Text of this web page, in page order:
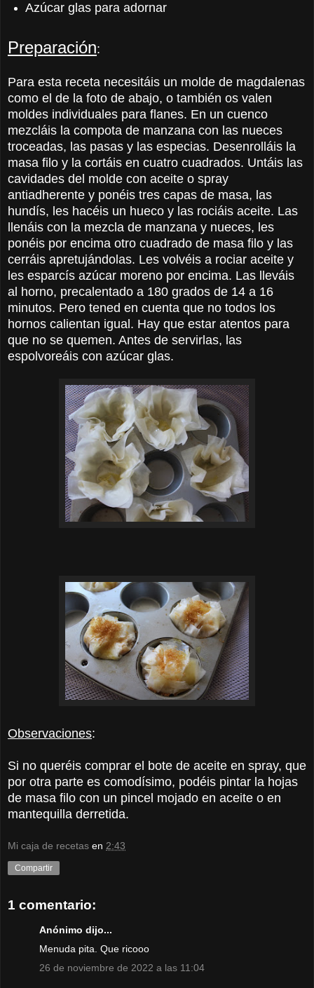
Azúcar glas para adornar
Preparación:
Para esta receta necesitáis un molde de magdalenas
como el de la foto de abajo, o también os valen
moldes individuales para flanes. En un cuenco
mezcláis la compota de manzana con las nueces
troceadas, las pasas y las especias. Desenrolláis la
masa filo y la cortáis en cuatro cuadrados. Untáis las
cavidades del molde con aceite o spray
antiadherente y ponéis tres capas de masa, las
hundís, les hacéis un hueco y las rociáis aceite. Las
llenáis con la mezcla de manzana y nueces, les
ponéis por encima otro cuadrado de masa filo y las
cerráis apretujándolas. Les volvéis a rociar aceite y
les esparcís azúcar moreno por encima. Las lleváis
al horno, precalentado a 180 grados de 14 a 16
minutos. Pero tened en cuenta que no todos los
hornos calientan igual. Hay que estar atentos para
que no se quemen. Antes de servirlas, las
espolvoreáis con azúcar glas.
Observaciones:
Si no queréis comprar el bote de aceite en spray, que
por otra parte es comodísimo, podéis pintar la hojas
de masa filo con un pincel mojado en aceite o en
mantequilla derretida.
Mi caja de recetas en 2:43
Compartir
1 comentario:
Anónimo dijo...
Menuda pita. Que ricooo
26 de noviembre de 2022 a las 11:04